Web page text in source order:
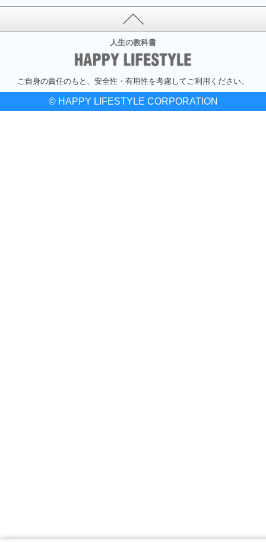
人生の教科書
ご自身の責任のもと、安全性・有用性を考慮してご利用ください。
© HAPPY LIFESTYLE CORPORATION